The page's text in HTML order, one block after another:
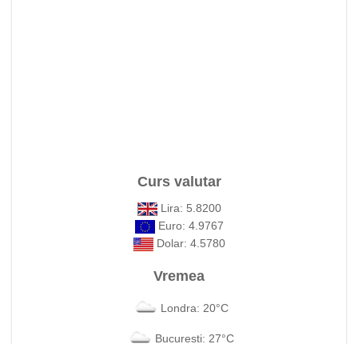
Curs valutar
Lira: 5.8200
Euro: 4.9767
Dolar: 4.5780
Vremea
Londra: 20°C
Bucuresti: 27°C